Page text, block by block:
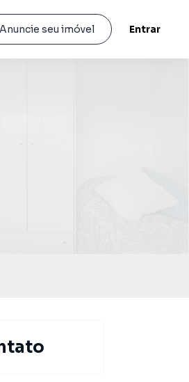
Anuncie seu imóvel Entrar